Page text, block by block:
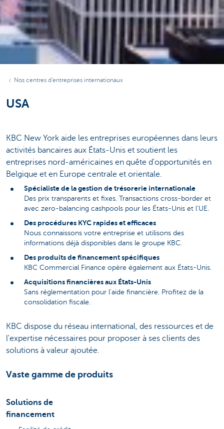
Nos centres d'entreprises internationaux
USA
KBC New York aide les entreprises européennes dans leurs
activités bancaires aux États-Unis et soutient les
entreprises nord-américaines en quête d'opportunités en
Belgique et en Europe centrale et orientale.
Spécialiste de la gestion de trésorerie internationale
Des prix transparents et fixes. Transactions cross-border et
avec zero-balancing cashpools pour les États-Unis et l'UE.
Des procédures KYC rapides et efficaces
Nous connaissons votre entreprise et utilisons des
informations déjà disponibles dans le groupe KBC.
Des produits de financement spécifiques
KBC Commercial Finance opère également aux États-Unis.
Acquisitions financières aux États-Unis
Sans réglementation pour l'aide financière. Profitez de la
consolidation fiscale.
KBC dispose du réseau international, des ressources et de
l'expertise nécessaires pour proposer à ses clients des
solutions à valeur ajoutée.
Vaste gamme de produits
Solutions de
financement